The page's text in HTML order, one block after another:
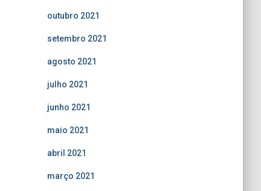
outubro 2021
setembro 2021
agosto 2021
julho 2021
junho 2021
maio 2021
abril 2021
março 2021